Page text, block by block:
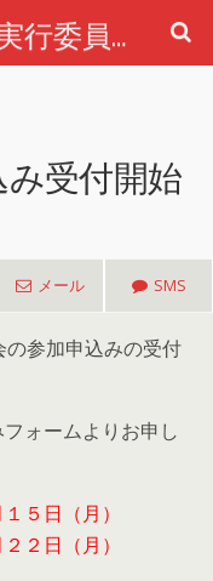
中華コスプレ大会実行委員会公式ホームページ
受付開始
メール SMS
参加申込みの受付
ォームよりお申し
５日（月）
２日（月）